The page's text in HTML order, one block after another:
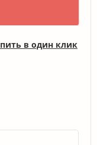
в один клик